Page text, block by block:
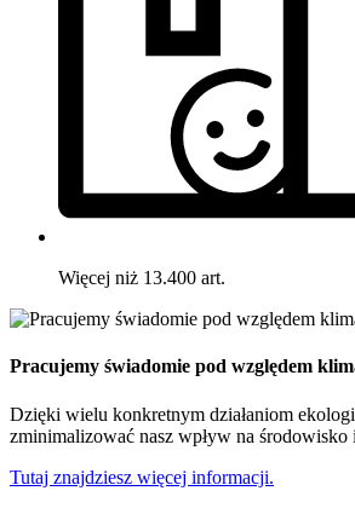
Więcej niż 13.400 art.
Pracujemy świadomie pod względem
Dzięki wielu konkretnym działaniom
zminimalizować nasz wpływ na środowisko
Tutaj znajdziesz więcej informacji.